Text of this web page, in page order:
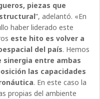
piezas que
”, adelantó. «En
haber liderado este
este hito es volver a
del país. Hemos
sinergia entre ambas
las capacidades
. En este caso la
propias del ambiente